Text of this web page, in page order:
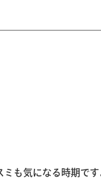
も気になる時期です